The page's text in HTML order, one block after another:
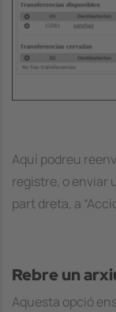
Aquí podreu
registre, o enviar
part dreta, a
Rebre un
Aquesta opció